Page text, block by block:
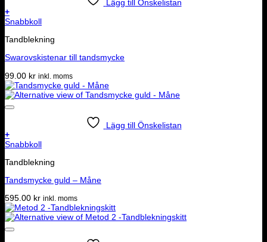
Lägg till Önskelistan
+
Snabbkoll
Tandblekning
Swarovskistenar till tandsmycke
99.00 kr inkl. moms
Lägg till Önskelistan
+
Snabbkoll
Tandblekning
Tandsmycke guld – Måne
595.00 kr inkl. moms